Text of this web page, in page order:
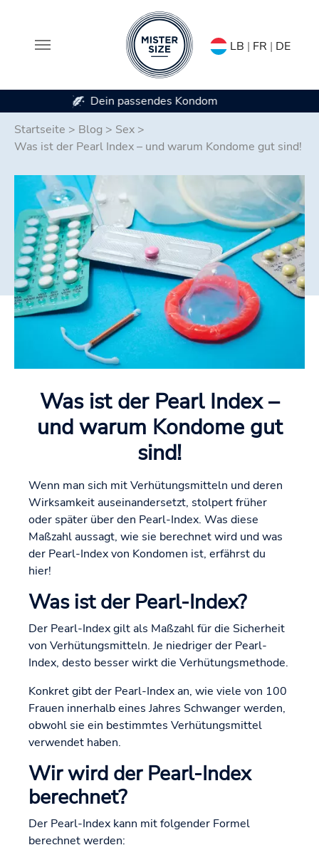
LB | FR | DE
Erhältlich in 7 Kondomgrößen
Startseite > Blog > Sex >
Was ist der Pearl Index – und warum Kondome gut sind!
Was ist der Pearl Index –
und warum Kondome gut
sind!
Wenn man sich mit Verhütungsmitteln und deren
Wirksamkeit auseinandersetzt, stolpert früher
oder später über den Pearl-Index. Was diese
Maßzahl aussagt, wie sie berechnet wird und was
der Pearl-Index von Kondomen ist, erfährst du
hier!
Was ist der Pearl-Index?
Der Pearl-Index gilt als Maßzahl für die Sicherheit
von Verhütungsmitteln. Je niedriger der Pearl-
Index, desto besser wirkt die Verhütungsmethode.
Konkret gibt der Pearl-Index an, wie viele von 100
Frauen innerhalb eines Jahres Schwanger werden,
obwohl sie ein bestimmtes Verhütungsmittel
verwendet haben.
Wir wird der Pearl-Index
berechnet?
Der Pearl-Index kann mit folgender Formel
berechnet werden: